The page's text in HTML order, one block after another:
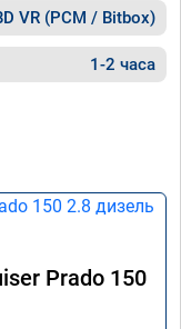
VR (PCM / Bitbox)
1-2 часа
Prado 150